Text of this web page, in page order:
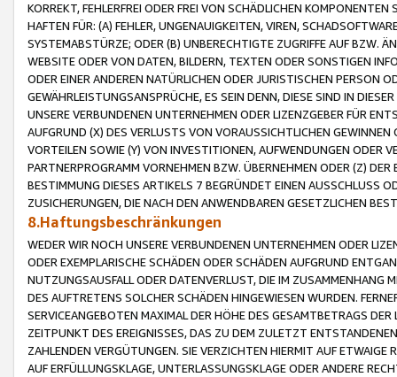
KORREKT, FEHLERFREI ODER FREI VON SCHÄDLICHEN
HAFTEN FÜR: (A) FEHLER, UNGENAUIGKEITEN, VIREN,
SYSTEMABSTÜRZE; ODER (B) UNBERECHTIGTE ZUGRIFFE AUF BZW.
WEBSITE ODER VON DATEN, BILDERN, TEXTEN ODER SONSTIGEN
ODER EINER ANDEREN NATÜRLICHEN ODER JURISTISCHEN PERSON
GEWÄHRLEISTUNGSANSPRÜCHE, ES SEIN DENN, DIESE SIND IN
UNSERE VERBUNDENEN UNTERNEHMEN ODER LIZENZGEBER FÜR
AUFGRUND (X) DES VERLUSTS VON VORAUSSICHTLICHEN
VORTEILEN SOWIE (Y) VON INVESTITIONEN, AUFWENDUNGEN ODER
PARTNERPROGRAMM VORNEHMEN BZW. ÜBERNEHMEN ODER (Z)
BESTIMMUNG DIESES ARTIKELS 7 BEGRÜNDET EINEN AUSSCHLUSS
ZUSICHERUNGEN, DIE NACH DEN ANWENDBAREN GESETZLICHEN
8.Haftungsbeschränkungen
WEDER WIR NOCH UNSERE VERBUNDENEN UNTERNEHMEN ODER
ODER EXEMPLARISCHE SCHÄDEN ODER SCHÄDEN AUFGRUND
NUTZUNGSAUSFALL ODER DATENVERLUST, DIE IM ZUSAMMENHANG
DES AUFTRETENS SOLCHER SCHÄDEN HINGEWIESEN WURDEN.
SERVICEANGEBOTEN MAXIMAL DER HÖHE DES GESAMTBETRAGS
ZEITPUNKT DES EREIGNISSES, DAS ZU DEM ZULETZT
ZAHLENDEN VERGÜTUNGEN. SIE VERZICHTEN HIERMIT AUF
AUF ERFÜLLUNGSKLAGE, UNTERLASSUNGSKLAGE ODER ANDERE